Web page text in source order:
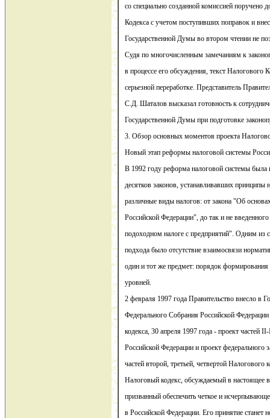
со специально созданной комиссией поручено
Кодекса с учетом поступивших поправок и
Государственной Думы во втором чтении не
Судя по многочисленным замечаниям к
в процессе его обсуждения, текст Налогового
серьезной переработке. Представитель
С.Д. Шаталов высказал готовность к
Государственной Думы при подготовке
3. Обзор основных моментов проекта
Новый этап реформы налоговой системы
В 1992 году реформа налоговой системы была
десятков законов, устанавливавших
различные виды налогов: от закона "Об
Российской Федерации", до так и не
подоходном налоге с предприятий". Одним из
подхода было отсутствие взаимосвязи
один и тот же предмет: порядок
уровней.
2 февраля 1997 года Правительство внесло в
Федерального Собрания Российской
кодекса, 30 апреля 1997 года - проект частей
Российской Федерации и проект федерального
частей второй, третьей, четвертой Налогового
Налоговый кодекс, обсуждаемый в настоящее
призванный обеспечить четкое и
в Российской Федерации. Его принятие станет